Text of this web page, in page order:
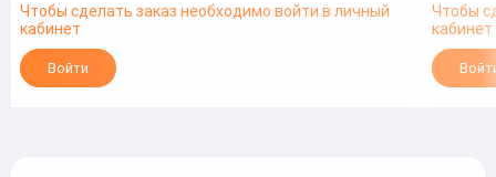
Чтобы сделать заказ необходимо войти в личный
кабинет
Войти
Чтобы
кабинет